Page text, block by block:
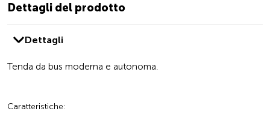
Dettagli del prodotto
Dettagli
Tenda da bus moderna e autonoma.
Caratteristiche: